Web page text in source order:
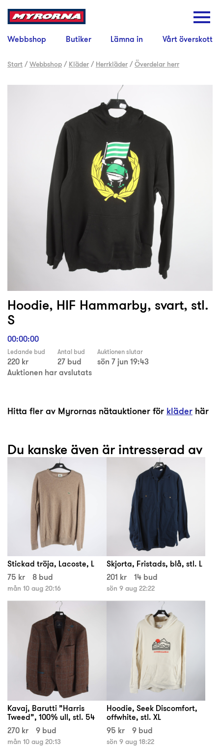
Webbshop Butiker Lämna in Vårt överskott
Start /Webbshop / Kläder / Herrkläder /Överdelar herr
Hoodie, HIF Hammarby, svart, stl.
S
00:00:00
Ledande bud
220 kr
Antal bud
27 bud
Auktionen slutar
sön 7 jun 19:43
Auktionen har avslutats
Hitta fler av Myrornas nätauktioner för kläder här
Du kanske även är intresserad av
Stickad tröja, Lacoste, L
75 kr
8 bud
mån 10 aug 20:16
Skjorta, Fristads, blå, stl. L
201 kr
14 bud
sön 9 aug 22:22
Kavaj, Barutti ”Harris
Tweed”, 100% ull, stl. 54
270 kr
9 bud
mån 10 aug 20:13
Hoodie, Seek Discomfort,
offwhite, stl. XL
95 kr
9 bud
sön 9 aug 18:22